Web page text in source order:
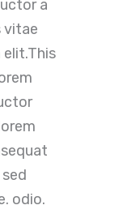
a
vitae
odio.